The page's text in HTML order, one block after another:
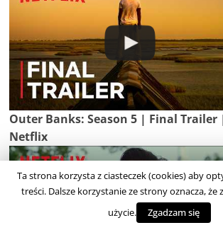
Outer Banks: Season 5 | Final Trailer
Netflix
Ta strona korzysta z ciasteczek (cookies) aby
treści. Dalsze korzystanie ze strony oznacza, że
użycie.
Zgadzam się